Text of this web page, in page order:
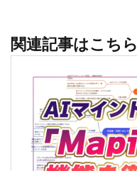
関連記事はこちら